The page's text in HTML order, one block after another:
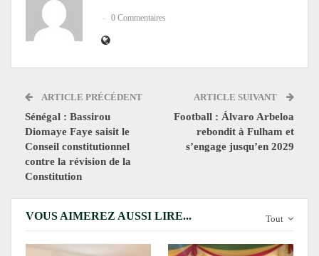
0 Commentaires
ARTICLE PRÉCÉDENT
Sénégal : Bassirou
Diomaye Faye saisit le
Conseil constitutionnel
contre la révision de la
Constitution
ARTICLE SUIVANT
Football : Álvaro Arbeloa
rebondit à Fulham et
s’engage jusqu’en 2029
Tout
VOUS AIMEREZ AUSSI LIRE...